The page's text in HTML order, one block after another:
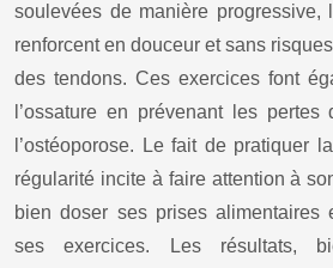
soulevées de manière progressive,
renforcent en douceur et sans
des tendons. Ces exercices font
l’ossature en prévenant les
l’ostéoporose. Le fait de pratiquer
régularité incite à faire attention à
bien doser ses prises alimentaires
ses exercices. Les résultats,